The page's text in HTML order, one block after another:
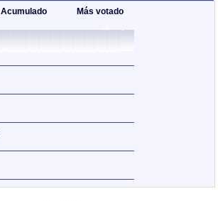
Acumulado Más votado